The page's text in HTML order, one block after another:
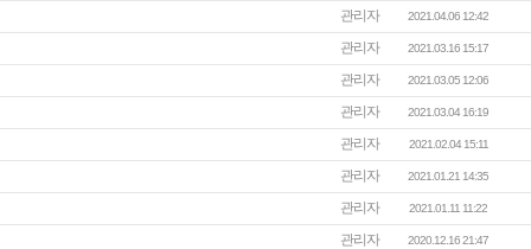
관리자 2021.04.06 12:42
관리자 2021.03.16 15:17
관리자 2021.03.05 12:06
관리자 2021.03.04 16:19
관리자 2021.02.04 15:11
관리자 2021.01.21 14:35
관리자 2021.01.11 11:22
관리자 2020.12.16 21:47